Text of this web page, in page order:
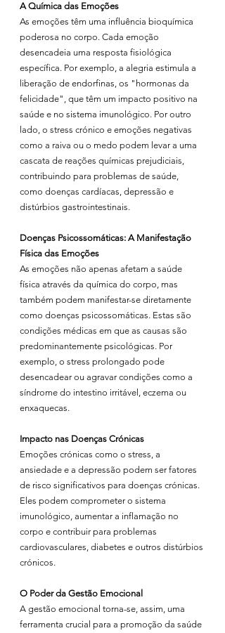
A Química das Emoções
As emoções têm uma influência bioquímica
poderosa no corpo. Cada emoção
desencadeia uma resposta fisiológica
específica. Por exemplo, a alegria estimula a
liberação de endorfinas, os "hormonas da
felicidade", que têm um impacto positivo na
saúde e no sistema imunológico. Por outro
lado, o stress crónico e emoções negativas
como a raiva ou o medo podem levar a uma
cascata de reações químicas prejudiciais,
contribuindo para problemas de saúde,
como doenças cardíacas, depressão e
distúrbios gastrointestinais.
Doenças Psicossomáticas: A Manifestação
Física das Emoções
As emoções não apenas afetam a saúde
física através da química do corpo, mas
também podem manifestar-se diretamente
como doenças psicossomáticas. Estas são
condições médicas em que as causas são
predominantemente psicológicas. Por
exemplo, o stress prolongado pode
desencadear ou agravar condições como a
síndrome do intestino irritável, eczema ou
enxaquecas.
Impacto nas Doenças Crónicas
Emoções crónicas como o stress, a
ansiedade e a depressão podem ser fatores
de risco significativos para doenças crónicas.
Eles podem comprometer o sistema
imunológico, aumentar a inflamação no
corpo e contribuir para problemas
cardiovasculares, diabetes e outros distúrbios
crónicos.
O Poder da Gestão Emocional
A gestão emocional torna-se, assim, uma
ferramenta crucial para a promoção da saúde